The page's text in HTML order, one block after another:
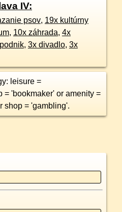
IV:
psov, 19x kultúrny
, 10x záhrada, 4x
, 3x divadlo, 3x
leisure =
= 'bookmaker' or amenity =
shop = 'gambling'.